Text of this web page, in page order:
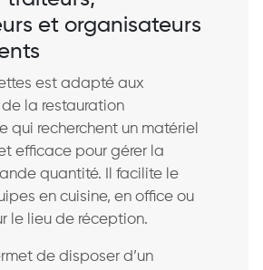
et organisateurs
est adapté aux
de la restauration
qui recherchent un matériel
efficace pour gérer la
quantité. Il facilite le
en cuisine, en office ou
le lieu de réception.
de disposer d’un